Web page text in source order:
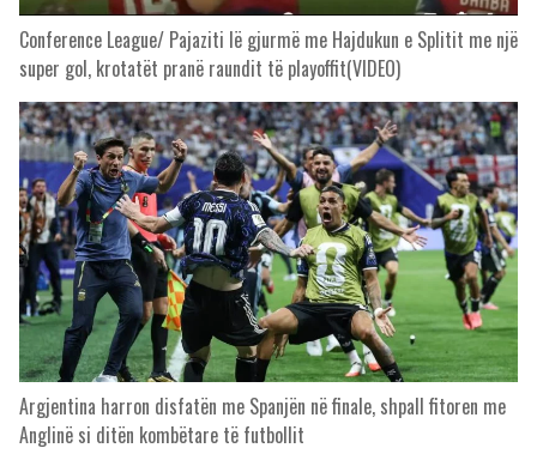
Conference League/ Pajaziti lë gjurmë me Hajdukun e Splitit me një
super gol, krotatët pranë raundit të playoffit(VIDEO)
Argjentina harron disfatën me Spanjën në finale, shpall fitoren me
Anglinë si ditën kombëtare të futbollit